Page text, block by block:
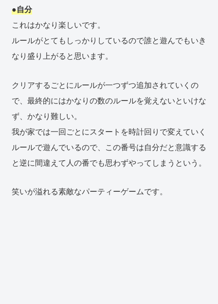
●自分
これはかなり楽しいです。
ルールがとてもしっかりしているので誰と遊んでもいき
なり盛り上がると思います。
クリアするごとにルールが一つずつ追加されていくの
で、最終的にはかなりの数のルールを覚えないといけな
ず、かなり難しい。
我が家では一回ごとにスタートを時計回りで変えていく
ルールで遊んでいるので、この番号は自分だと意識する
と逆に間違えて人の番でも思わずやってしまうという。
笑いが溢れる素敵なパーティーゲームです。